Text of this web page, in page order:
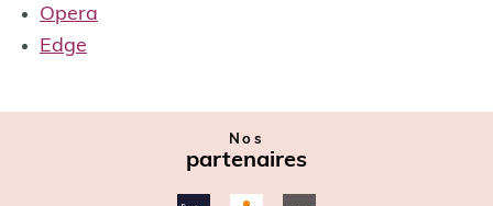
Opera
Edge
Nos
partenaires